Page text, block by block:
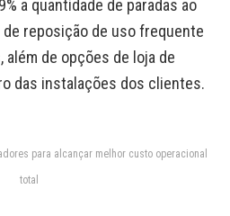
a quantidade de paradas ao
de reposição de uso frequente
de opções de loja de
das instalações dos clientes.
para alcançar melhor custo operacional
total